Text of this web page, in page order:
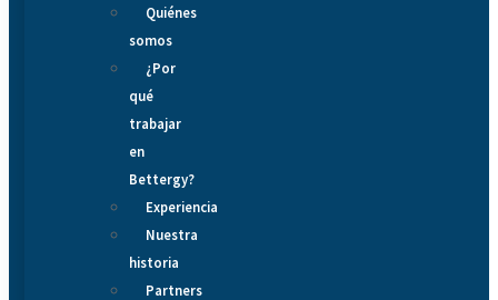
Quiénes
somos
¿Por
qué
trabajar
en
Bettergy?
Experiencia
Nuestra
historia
Partners